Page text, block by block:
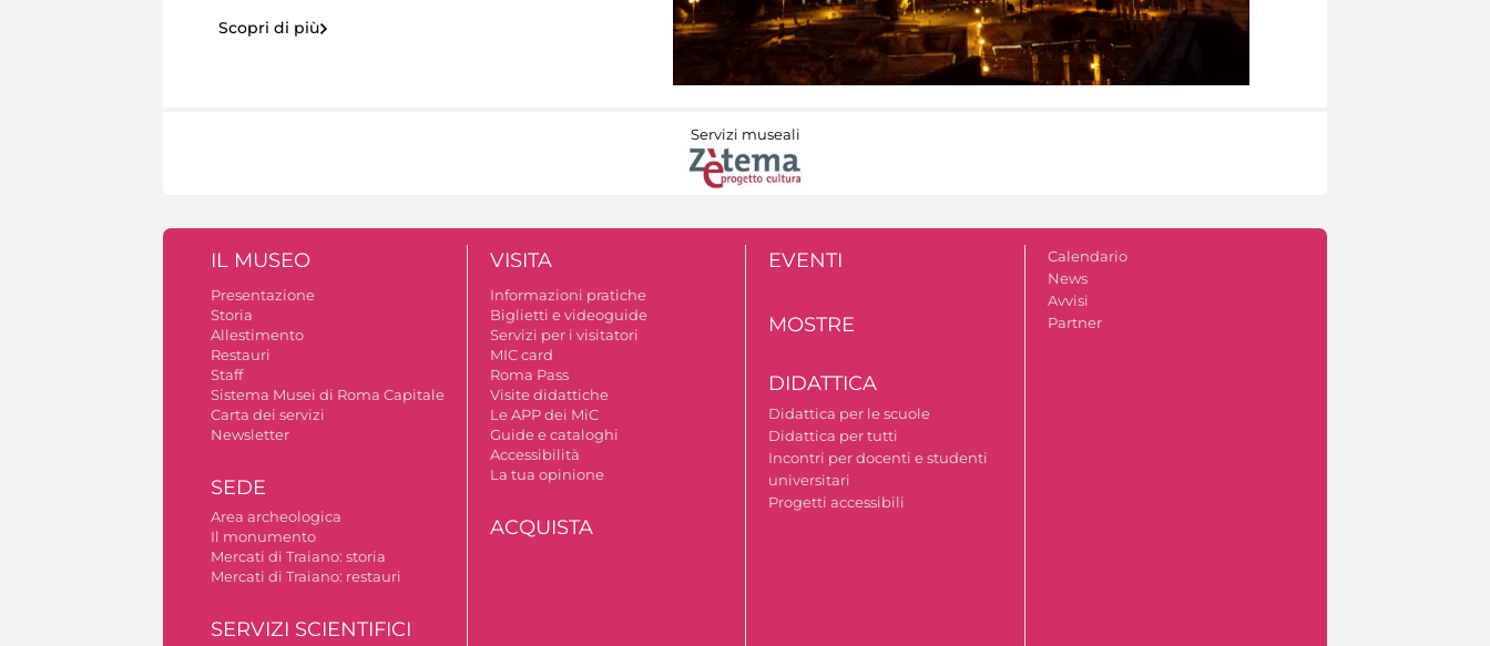
Scopri di più
Servizi museali
IL MUSEO
Presentazione
Storia
Allestimento
Restauri
Staff
Sistema Musei di Roma Capitale
Carta dei servizi
Newsletter
SEDE
Area archeologica
Il monumento
Mercati di Traiano: storia
Mercati di Traiano: restauri
SERVIZI SCIENTIFICI
VISITA
Informazioni pratiche
Biglietti e videoguide
Servizi per i visitatori
MIC card
Roma Pass
Visite didattiche
Le APP dei MiC
Guide e cataloghi
Accessibilità
La tua opinione
ACQUISTA
EVENTI
MOSTRE
DIDATTICA
Didattica per le scuole
Didattica per tutti
Incontri per docenti e studenti
universitari
Progetti accessibili
Calendario
News
Avvisi
Partner